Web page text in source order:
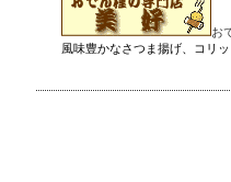
お
風味豊かなさつま揚げ、コリ